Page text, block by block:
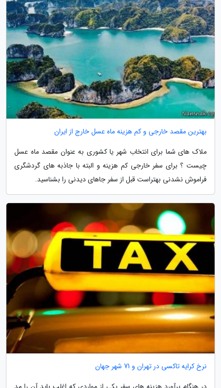
بهترین مقصد خارجی و کم هزینه ماه عسل خارج از ایران
ملاک های شما برای انتخاب شهر یا کشوری به عنوان مقصد ماه عسل
چیست ؟ برای سفر خارجی کم هزینه و البته با جاذبه های گردشگری
فراموش نشدنی بهتراست قبل از سفر جاهای دیدنی را بشناسید.
نرخ کرایه تاکسی در تهران و 71 شهر جهان